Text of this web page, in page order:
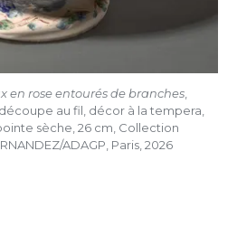
en rose entourés de branches
au fil, décor à la tempera,
sèche, 26 cm, Collection
ADAGP, Paris, 2026